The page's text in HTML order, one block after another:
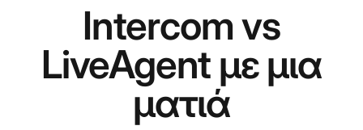
Intercom vs
LiveAgent με μια
ματιά